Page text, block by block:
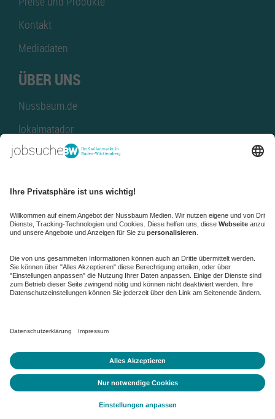
Kontakt
Mediadaten
ÜBER UNS
Nussbaum.de
lokalmatador
kaufinBW
NussbaumID
Nussbaum Medien
de.jobble.org
Datenschutz
Datenschutz-Einstellungen ändern
Impressum